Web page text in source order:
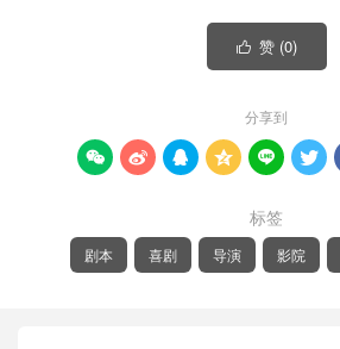
 赞 (0)
分享到
     
标签
剧本 喜剧 导演 影院